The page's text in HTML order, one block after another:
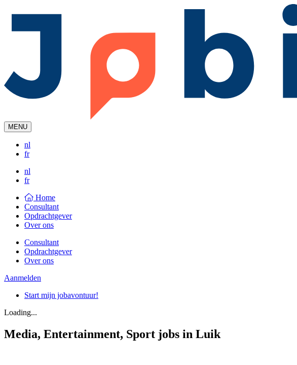
MENU
nl
fr
nl
fr
Home
Consultant
Opdrachtgever
Over ons
Consultant
Opdrachtgever
Over ons
Aanmelden
Start mijn jobavontuur!
Loading...
Media, Entertainment, Sport jobs in Luik